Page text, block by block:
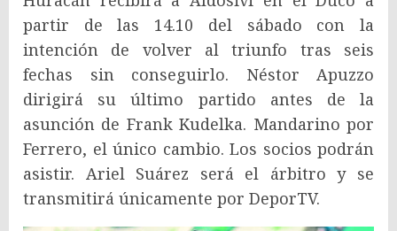
partir de las 14.10 del sábado con la
intención de volver al triunfo tras seis
fechas sin conseguirlo. Néstor Apuzzo
dirigirá su último partido antes de la
asunción de Frank Kudelka. Mandarino por
Ferrero, el único cambio. Los socios podrán
asistir. Ariel Suárez será el árbitro y se
transmitirá únicamente por DeporTV.